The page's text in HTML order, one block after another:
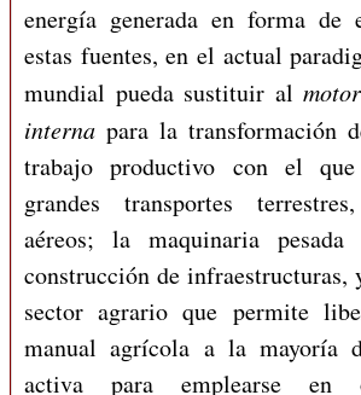
energía generada en forma de
estas fuentes, en el actual
mundial pueda sustituir al
interna para la transformación
trabajo productivo con el
grandes transportes
aéreos; la maquinaria
construcción de infraestructuras,
sector agrario que permite
manual agrícola a la mayoría
activa para emplearse en